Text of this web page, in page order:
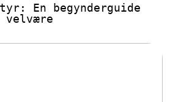
En begynderguide